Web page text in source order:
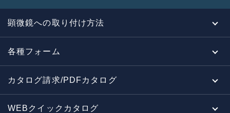
顕微鏡への取り付け方法
各種フォーム
カタログ請求/PDFカタログ
WEBクイックカタログ